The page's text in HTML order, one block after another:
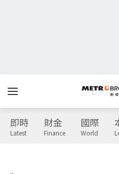
即時
Latest
財金
Finance
國際
World